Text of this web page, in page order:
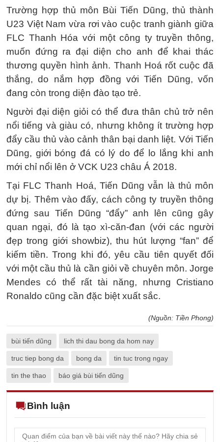
Trường hợp thủ môn Bùi Tiến Dũng, thủ thành
U23 Việt Nam vừa rơi vào cuộc tranh giành giữa
FLC Thanh Hóa với một công ty truyền thông,
muốn đứng ra đại diện cho anh để khai thác
thương quyền hình ảnh. Thanh Hoá rốt cuộc đã
thắng, do nắm hợp đồng với Tiến Dũng, vốn
đang còn trong diện đào tạo trẻ.
Người đại diện giỏi có thể đưa thân chủ trở nên
nổi tiếng và giàu có, nhưng không ít trường hợp
đẩy cầu thủ vào cảnh thân bại danh liệt. Với Tiến
Dũng, giới bóng đá có lý do để lo lắng khi anh
mới chỉ nổi lên ở VCK U23 châu Á 2018.
Tại FLC Thanh Hoá, Tiến Dũng vẫn là thủ môn
dự bị. Thêm vào đấy, cách công ty truyền thông
đứng sau Tiến Dũng “đẩy” anh lên cũng gây
quan ngại, đó là tạo xì-căn-đan (với các người
đẹp trong giới showbiz), thu hút lượng “fan” để
kiếm tiền. Trong khi đó, yêu cầu tiên quyết đối
với một cầu thủ là cần giỏi về chuyên môn. Jorge
Mendes có thể rất tài năng, nhưng Cristiano
Ronaldo cũng cần đặc biệt xuất sắc.
(Nguồn: Tiền Phong)
bùi tiến dũng lich thi dau bong da hom nay
truc tiep bong da bong da tin tuc trong ngay
tin the thao báo giá bùi tiến dũng
Bình luận